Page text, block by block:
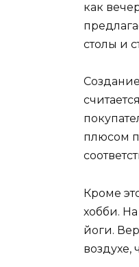
как
столы и
плюсом
Кроме
хобби.
йоги.
воздухе,